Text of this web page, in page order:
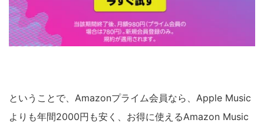
ということで、Amazonプライム会員なら、Apple Music
よりも年間2000円も安く、お得に使えるAmazon Music